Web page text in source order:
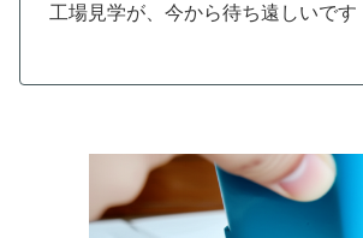
工場見学が、今から待ち遠しいです